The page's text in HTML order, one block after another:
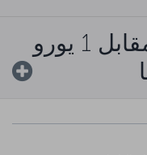
اكسب 2 من الأميال مقابل 1 يورو